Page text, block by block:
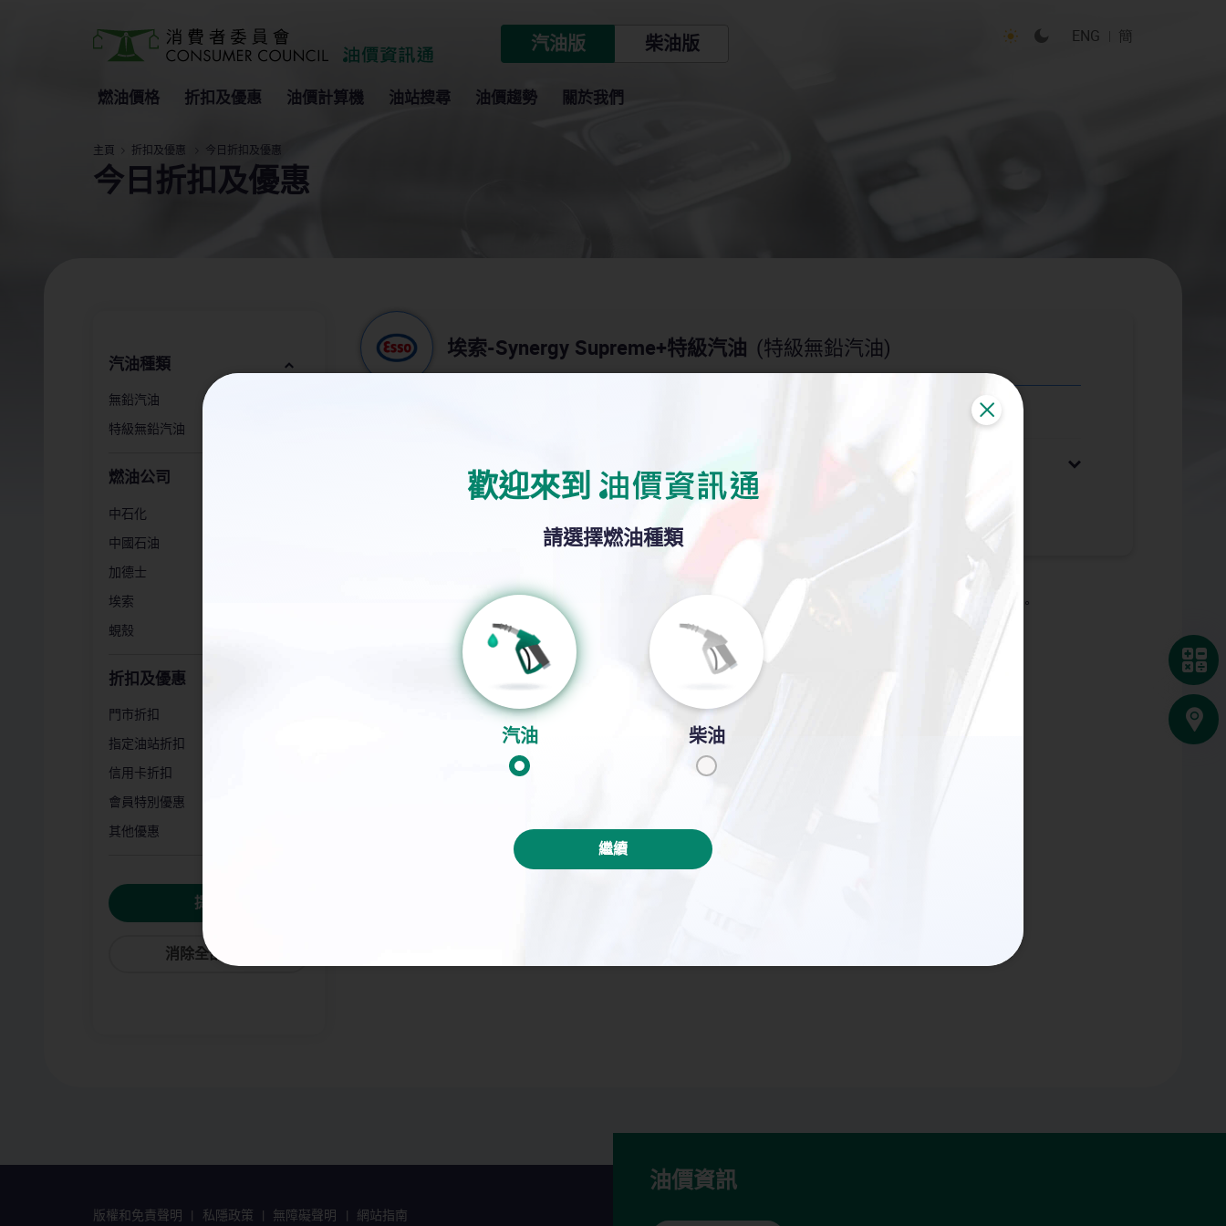
歡迎來到 油價資訊通標誌
請選擇燃油種類
汽油 柴油
繼續
關閉
汽油版 柴油版 切換至光亮模式
切換至晚間模式
ENG 簡
燃油價格 折扣及優惠 油價計算機 油站搜尋 油價趨勢 關於我們
主頁 折扣及優惠 今日折扣及優惠
今日折扣及優惠
汽油種類
無鉛汽油
特級無鉛汽油
燃油公司
中石化
中國石油
加德士
埃索
蜆殼
折扣及優惠
門市折扣
指定油站折扣
信用卡折扣
會員特別優惠
其他優惠
提交
消除全部選項
埃索-Synergy Supreme+特級汽油 (特級無鉛汽油)
折後價: $32.87/升
油價計算機
油價資訊通平台上顯示的零售牌價、折扣及優惠資訊，以各油公司提供的資訊為準。如有查詢，請聯絡各油公司。
油價
油站
油價資訊
版權和免責聲明 私隱政策 無障礙聲明 網站指南